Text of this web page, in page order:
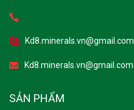
Kd8.minerals.vn@gmail.com
Kd8.minerals.vn@gmail.com
SẢN PHẨM